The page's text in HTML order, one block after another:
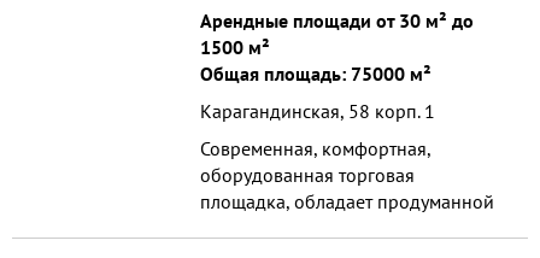
Арендные площади от 30 м² до
1500 м²
Общая площадь: 75000 м²
Карагандинская, 58 корп. 1
Современная, комфортная,
оборудованная торговая
площадка, обладает продуманной